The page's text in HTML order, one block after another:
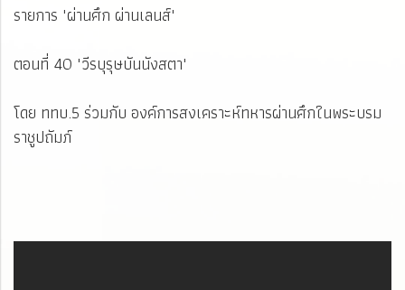
รายการ "ผ่านศึก ผ่านเลนส์"
ตอนที่ 40 "วีรบุรุษบันนังสตา"
โดย ททบ.5 ร่วมกับ องค์การสงเคราะห์ทหารผ่านศึกในพระบรม
ราชูปถัมภ์